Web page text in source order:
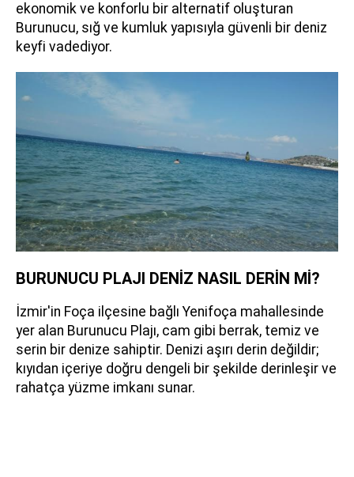
ekonomik ve konforlu bir alternatif oluşturan
Burunucu, sığ ve kumluk yapısıyla güvenli bir deniz
keyfi vadediyor.
BURUNUCU PLAJI DENİZ NASIL DERİN Mİ?
İzmir'in Foça ilçesine bağlı Yenifoça mahallesinde
yer alan Burunucu Plajı, cam gibi berrak, temiz ve
serin bir denize sahiptir. Denizi aşırı derin değildir;
kıyıdan içeriye doğru dengeli bir şekilde derinleşir ve
rahatça yüzme imkanı sunar.